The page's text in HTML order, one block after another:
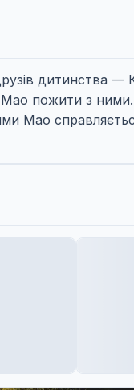
дитинства —
Мао пожити з
Мао